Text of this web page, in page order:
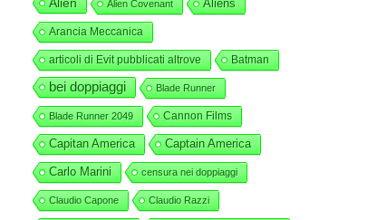
Alien Covenant Aliens
Arancia Meccanica
articoli di Evit pubblicati altrove Batman
bei doppiaggi Blade Runner
Blade Runner 2049 Cannon Films
Capitan America Captain America
Carlo Marini censura nei doppiaggi
Claudio Capone Claudio Razzi